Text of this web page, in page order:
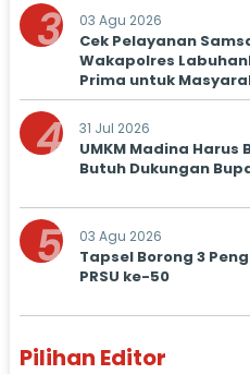
3 03 Agu 2026
Cek Pelayanan
Wakapolres
Prima untuk
4 31 Jul 2026
UMKM Madina
Butuh Dukungan
5 03 Agu 2026
Tapsel Borong 3
PRSU ke-50
Pilihan Editor